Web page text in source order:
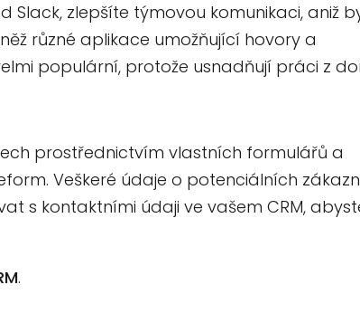
zlepšíte týmovou komunikaci, aniž
různé aplikace umožňující hovory a
populární, protože usnadňují práci z
prostřednictvím vlastních formulářů a
Veškeré údaje o potenciálních
s kontaktními údaji ve vašem CRM,
.